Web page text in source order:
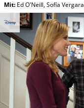
Mit: Ed O'Neill,Sofía Vergara